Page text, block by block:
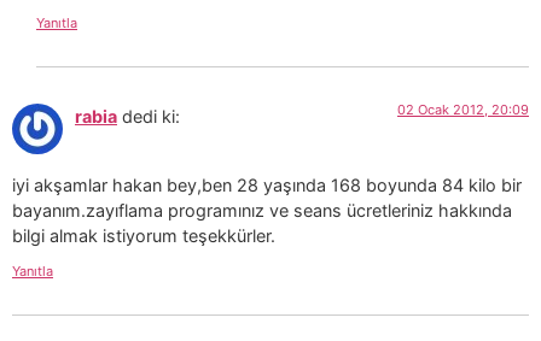
Yanıtla
rabia dedi ki: 02 Ocak 2012, 20:09
iyi akşamlar hakan bey,ben 28 yaşında 168 boyunda 84 kilo bir
bayanım.zayıflama programınız ve seans ücretleriniz hakkında
bilgi almak istiyorum teşekkürler.
Yanıtla